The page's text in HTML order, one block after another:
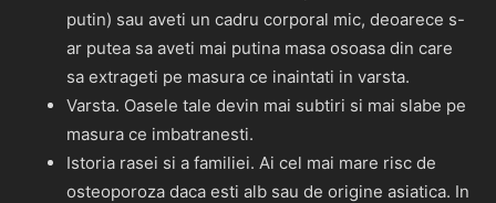
putin) sau aveti un cadru corporal mic, deoarece s-
ar putea sa aveti mai putina masa osoasa din care
sa extrageti pe masura ce inaintati in varsta.
Varsta. Oasele tale devin mai subtiri si mai slabe pe
masura ce imbatranesti.
Istoria rasei si a familiei. Ai cel mai mare risc de
osteoporoza daca esti alb sau de origine asiatica. In